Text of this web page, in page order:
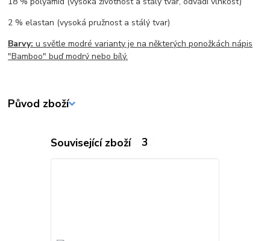
2 % elastan (vysoká pružnost a stálý tvar)
Barvy:u světle modré varianty je na některých ponožkách nápis
"Bamboo" buď modrý nebo bílý.
Původ zboží
Související zboží 3